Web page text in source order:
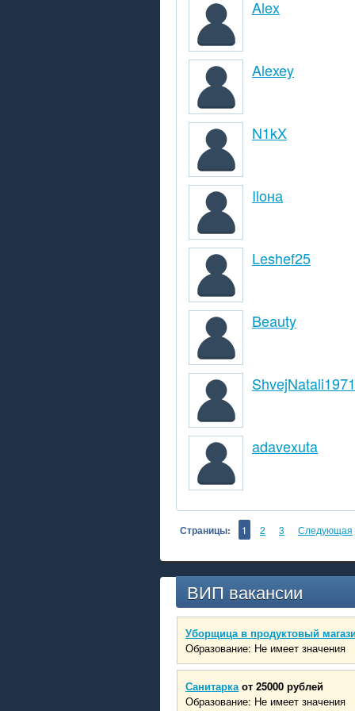
Alex
Alexey
N1kX
Iloна
Leshef25
Beauty
ShvejNatali1971
adavexuta
Страницы: 1 2 3 Следующая
ВИП вакансии
Уборщица в продуктовый
Образование: Не имеет значения
Санитарка от 25000 рублей
Образование: Не имеет значения